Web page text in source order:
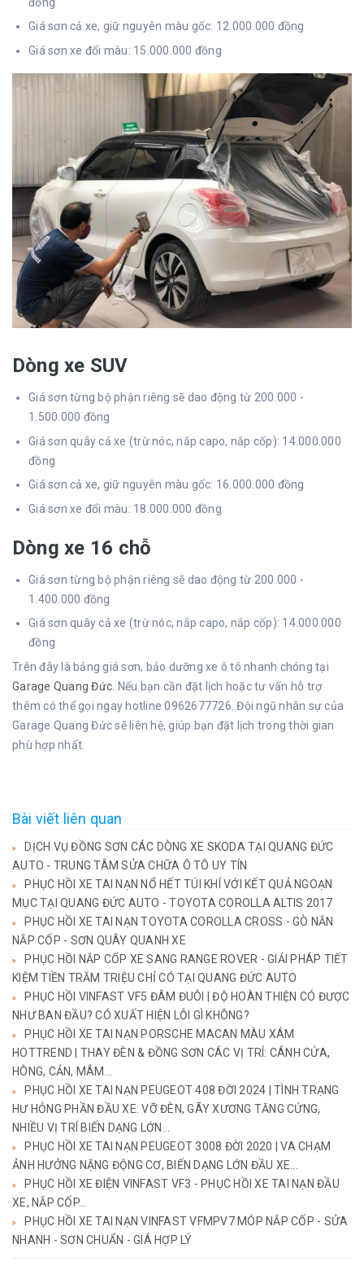
Giá sơn cả xe, giữ nguyên màu gốc: 12.000.000 đồng
Giá sơn xe đổi màu: 15.000.000 đồng
Dòng xe SUV
Giá sơn từng bộ phận riêng sẽ dao động từ 200.000 -
1.500.000 đồng
Giá sơn quây cả xe (trừ nóc, nắp capo, nắp cốp): 14.000.000
đồng
Giá sơn cả xe, giữ nguyên màu gốc: 16.000.000 đồng
Giá sơn xe đổi màu: 18.000.000 đồng
Dòng xe 16 chỗ
Giá sơn từng bộ phận riêng sẽ dao động từ 200.000 -
1.400.000 đồng
Giá sơn quây cả xe (trừ nóc, nắp capo, nắp cốp): 14.000.000
đồng
Trên đây là bảng giá sơn, bảo dưỡng xe ô tô nhanh chóng tại
Garage Quang Đức . Nếu bạn cần đặt lịch hoặc tư vấn hỗ trợ
thêm có thể gọi ngay hotline 0962677726. Đội ngũ nhân sự của
Garage Quang Đức sẽ liên hệ, giúp bạn đặt lịch trong thời gian
phù hợp nhất.
Bài viết liên quan
DỊCH VỤ ĐỒNG SƠN CÁC DÒNG XE SKODA TẠI QUANG ĐỨC
AUTO - TRUNG TÂM SỬA CHỮA Ô TÔ UY TÍN
PHỤC HỒI XE TAI NẠN NỔ HẾT TÚI KHÍ VỚI KẾT QUẢ NGOẠN
MỤC TẠI QUANG ĐỨC AUTO - TOYOTA COROLLA ALTIS 2017
PHỤC HỒI XE TAI NẠN TOYOTA COROLLA CROSS - GÒ NẮN
NẮP CỐP - SƠN QUÂY QUANH XE
PHỤC HỒI NẮP CỐP XE SANG RANGE ROVER - GIẢI PHÁP TIẾT
KIỆM TIỀN TRĂM TRIỆU CHỈ CÓ TẠI QUANG ĐỨC AUTO
PHỤC HỒI VINFAST VF5 ĐÂM ĐUÔI | ĐỘ HOÀN THIỆN CÓ ĐƯỢC
NHƯ BAN ĐẦU? CÓ XUẤT HIỆN LỖI GÌ KHÔNG?
PHỤC HỒI XE TAI NẠN PORSCHE MACAN MÀU XÁM
HOTTREND | THAY ĐÈN & ĐỒNG SƠN CÁC VỊ TRÍ: CÁNH CỬA,
HÔNG, CẢN, MÂM...
PHỤC HỒI XE TAI NẠN PEUGEOT 408 ĐỜI 2024 | TÌNH TRẠNG
HƯ HỎNG PHẦN ĐẦU XE: VỠ ĐÈN, GÃY XƯƠNG TĂNG CỨNG,
NHIỀU VỊ TRÍ BIẾN DẠNG LỚN...
PHỤC HỒI XE TAI NẠN PEUGEOT 3008 ĐỜI 2020 | VA CHẠM
ẢNH HƯỞNG NẶNG ĐỘNG CƠ, BIẾN DẠNG LỚN ĐẦU XE...
PHỤC HỒI XE ĐIỆN VINFAST VF3 - PHỤC HỒI XE TAI NẠN ĐẦU
XE, NẮP CỐP...
PHỤC HỒI XE TAI NẠN VINFAST VFMPV7 MÓP NẮP CỐP - SỬA
NHANH - SƠN CHUẨN - GIÁ HỢP LÝ